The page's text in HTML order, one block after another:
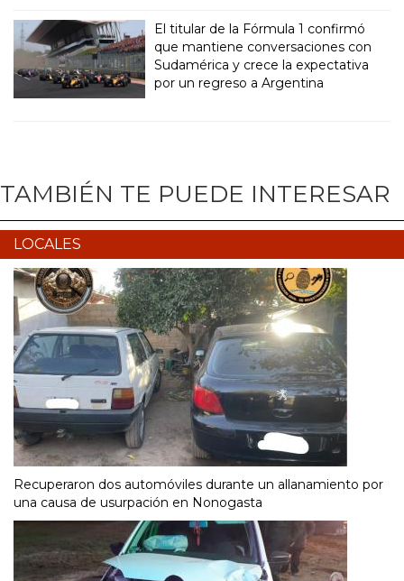
El titular de la Fórmula 1 confirmó
que mantiene conversaciones con
Sudamérica y crece la expectativa
por un regreso a Argentina
TAMBIÉN TE PUEDE INTERESAR
LOCALES
Recuperaron dos automóviles durante un allanamiento por
una causa de usurpación en Nonogasta